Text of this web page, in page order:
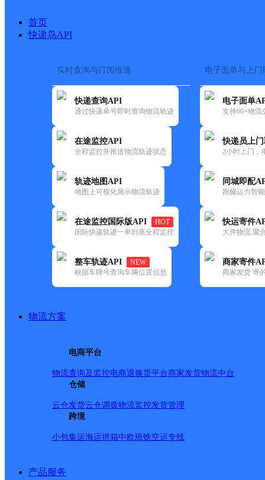
首页
快递鸟API
实时查询与订阅推送
快递查询API
通过快递单号即时查询物流轨迹
在途监控API
全程监控并推送物流轨迹状态
轨迹地图API
地图上可视化展示物流轨迹
在途监控国际版API
HOT
国际快递轨迹一单到底全程监控
整车轨迹API
NEW
根据车牌号查询车辆位置信息
电子面单与上门
电子面单
支持60+物流
快递员上
2小时上门，
同城即配
跑腿运力智
快运寄件
大件物流 聚
商家寄件
商家发货 寄
物流方案
电商平台
物流查询及监控电商退换货平台商家发货物流中台
仓储
云仓发货云仓调拨物流监控发货管理
跨境
小包集运海运拼箱中欧班铁空运专线
产品服务
快运大全 快递时效
德邦
泉州市洛阳镇洛阳大道营业部
更新时间：2022-07-12 00:00:00
所属快递：德邦快递
所属区域：福建省-泉州市-洛江区
网点地址：洛阳镇洛阳大道486-3号
网点负责人：